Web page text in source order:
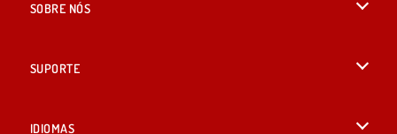
SOBRE NÓS
SUPORTE
IDIOMAS